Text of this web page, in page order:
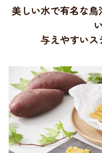
美しい水で有名な
与えやすいス